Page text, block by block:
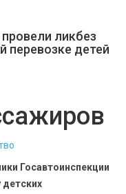
ликбез
перевозке детей
Госавтоинспекции